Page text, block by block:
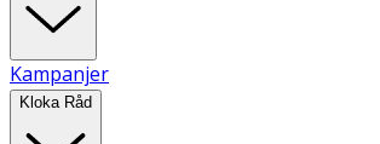
Kampanjer
Kloka Råd